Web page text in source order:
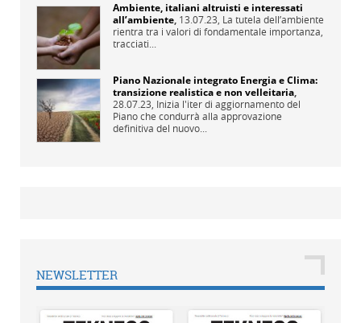
Ambiente, italiani altruisti e interessati
all’ambiente, 13.07.23, La tutela dell’ambiente
rientra tra i valori di fondamentale importanza,
tracciati...
Piano Nazionale integrato Energia e Clima:
transizione realistica e non velleitaria,
28.07.23, Inizia l'iter di aggiornamento del
Piano che condurrà alla approvazione
definitiva del nuovo...
NEWSLETTER